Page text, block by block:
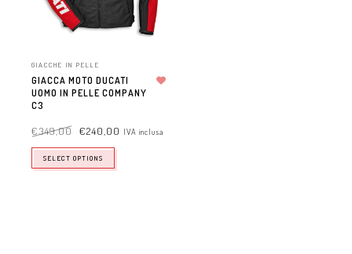
GIACCHE IN PELLE
GIACCA MOTO DUCATI
UOMO IN PELLE COMPANY
C3
€349,00 €240,00 IVA inclusa
SELECT OPTIONS